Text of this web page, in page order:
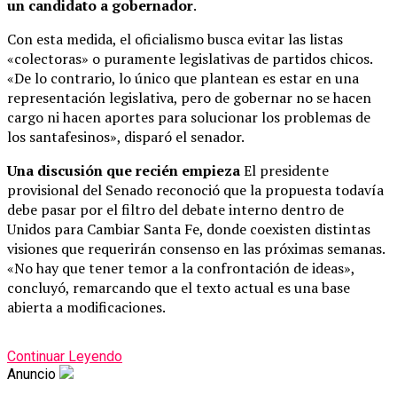
un candidato a gobernador.
Con esta medida, el oficialismo busca evitar las listas
«colectoras» o puramente legislativas de partidos chicos.
«De lo contrario, lo único que plantean es estar en una
representación legislativa, pero de gobernar no se hacen
cargo ni hacen aportes para solucionar los problemas de
los santafesinos», disparó el senador.
Una discusión que recién empiezaEl presidente
provisional del Senado reconoció que la propuesta todavía
debe pasar por el filtro del debate interno dentro de
Unidos para Cambiar Santa Fe, donde coexisten distintas
visiones que requerirán consenso en las próximas semanas.
«No hay que tener temor a la confrontación de ideas»,
concluyó, remarcando que el texto actual es una base
abierta a modificaciones.
Continuar Leyendo
Anuncio